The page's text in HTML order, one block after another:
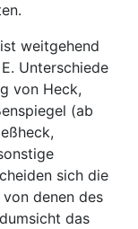
weitgehend
Unterschiede
von Heck,
(ab
sich die
denen des
das